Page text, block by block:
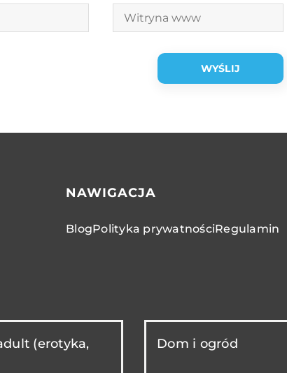
NAWIGACJA
BlogPolityka prywatnościRegulamin
(erotyka,
Dom i ogród